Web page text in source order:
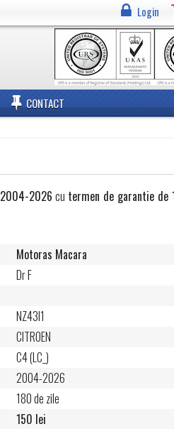
Login
CONTACT
2004-2026 cu termen de garantie de
Motoras Macara
Dr F
NZ43I1
CITROEN
C4 (LC_)
2004-2026
180 de zile
150 lei